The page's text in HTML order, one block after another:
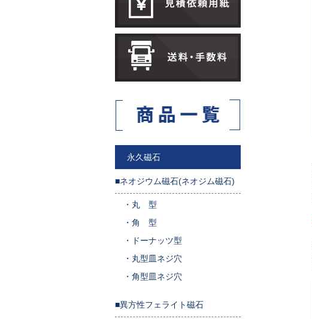
永久磁石
■ネオジウム磁石(ネオジム磁石)
・ 丸 型
・ 角 型
・
ドーナッツ型
・ 丸型皿ネジ穴
・ 角型皿ネジ穴
■異方性フェライト磁石